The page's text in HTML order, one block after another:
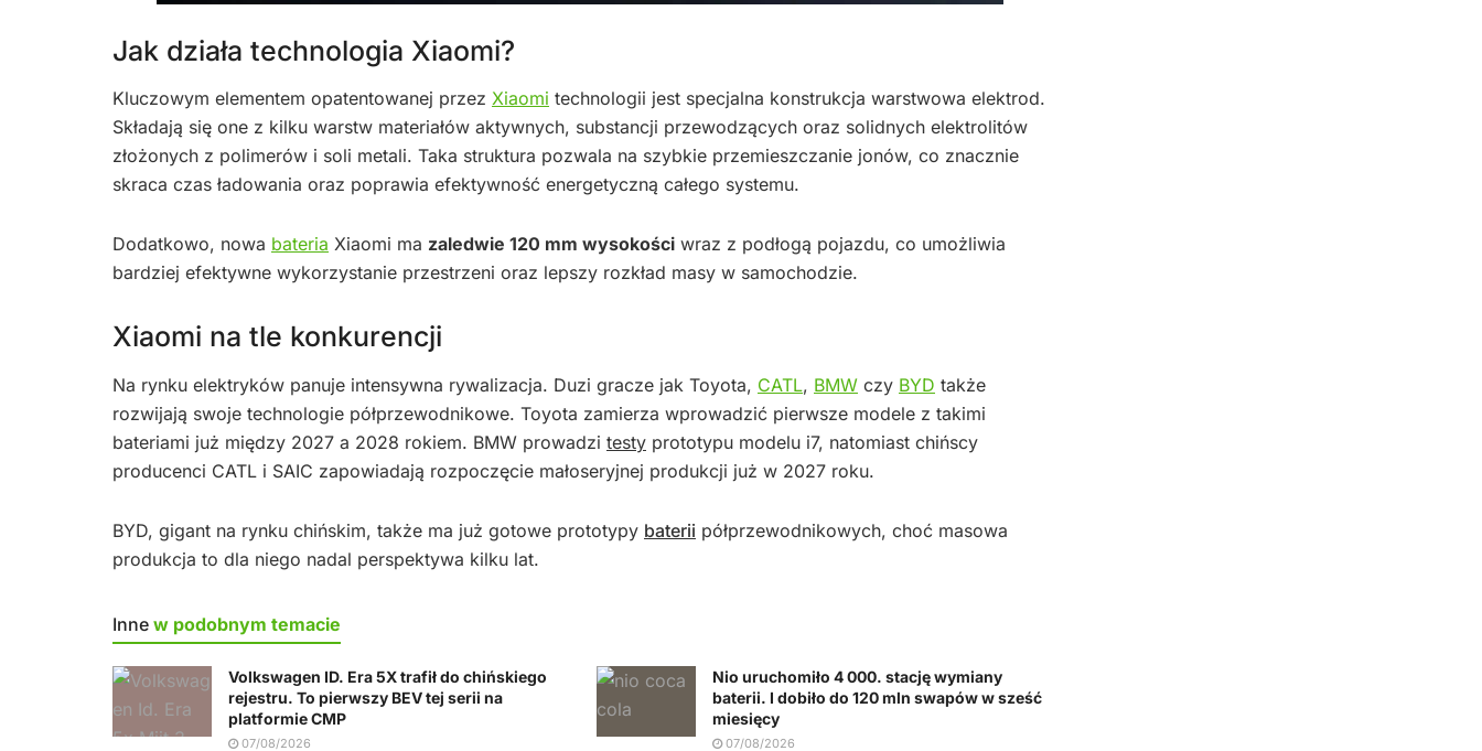
Jak działa technologia Xiaomi?
Kluczowym elementem opatentowanej przez Xiaomi technologii jest specjalna konstrukcja warstwowa elektrod.
Składają się one z kilku warstw materiałów aktywnych, substancji przewodzących oraz solidnych elektrolitów
złożonych z polimerów i soli metali. Taka struktura pozwala na szybkie przemieszczanie jonów, co znacznie
skraca czas ładowania oraz poprawia efektywność energetyczną całego systemu.
Dodatkowo, nowa bateria Xiaomi ma zaledwie 120 mm wysokości wraz z podłogą pojazdu, co umożliwia
bardziej efektywne wykorzystanie przestrzeni oraz lepszy rozkład masy w samochodzie.
Xiaomi na tle konkurencji
Na rynku elektryków panuje intensywna rywalizacja. Duzi gracze jak Toyota, CATL, BMW czy BYD także
rozwijają swoje technologie półprzewodnikowe. Toyota zamierza wprowadzić pierwsze modele z takimi
bateriami już między 2027 a 2028 rokiem. BMW prowadzi testy prototypu modelu i7, natomiast chińscy
producenci CATL i SAIC zapowiadają rozpoczęcie małoseryjnej produkcji już w 2027 roku.
BYD, gigant na rynku chińskim, także ma już gotowe prototypy baterii półprzewodnikowych, choć masowa
produkcja to dla niego nadal perspektywa kilku lat.
Inne w podobnym temacie
Volkswagen ID. Era 5X trafił do chińskiego
rejestru. To pierwszy BEV tej serii na
platformie CMP
07/08/2026
Nio uruchomiło 4 000. stację wymiany
baterii. I dobiło do 120 mln swapów w sześć
miesięcy
07/08/2026